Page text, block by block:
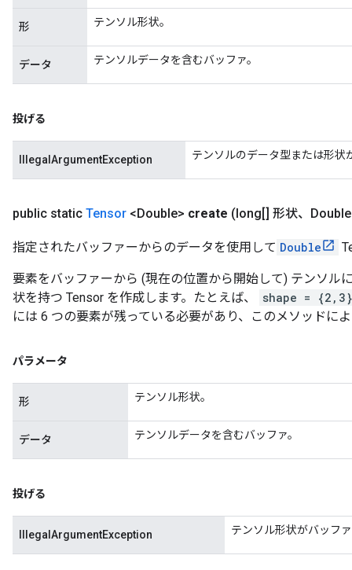
形 テンソル形状。
データ テンソルデータを含むバッファ。
投げる
IllegalArgumentException テンソルのデータ型または形状
public static Tensor <Double> create (long[] 形状、Double
指定されたバッファーからのデータを使用して Double
要素をバッファーから (現在の位置から開始して) テンソル
状を持つ Tensor を作成します。たとえば、
shape = {2,3}
には 6 つの要素が残っている必要があり、このメソッドに
パラメータ
形 テンソル形状。
データ テンソルデータを含むバッファ。
投げる
IllegalArgumentException テンソル形状がバッフ